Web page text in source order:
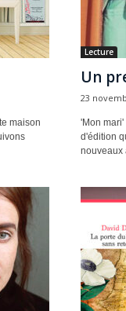
maison
Lecture
Un
23
'Mon
d'édition
nouveaux